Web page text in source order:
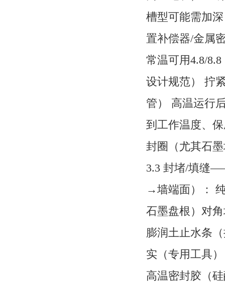
槽型可能需加
置补偿器/金属
常温可用4.8/
设计规范） 拧
管） 高温运行
到工作温度、
封圈（尤其石
3.3 封堵/填缝
→墙端面）：
石墨盘根）对
膨润土止水条
实（专用工具
高温密封胶（